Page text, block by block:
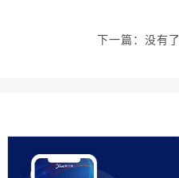
下一篇： 没有